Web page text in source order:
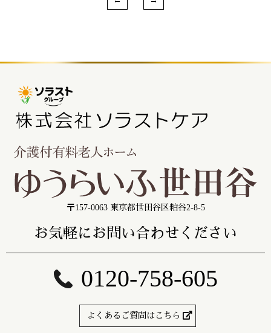
〒157-0063 東京都世田谷区粕谷2-8-5
お気軽にお問い合わせください
0120-758-605
よくあるご質問はこちら